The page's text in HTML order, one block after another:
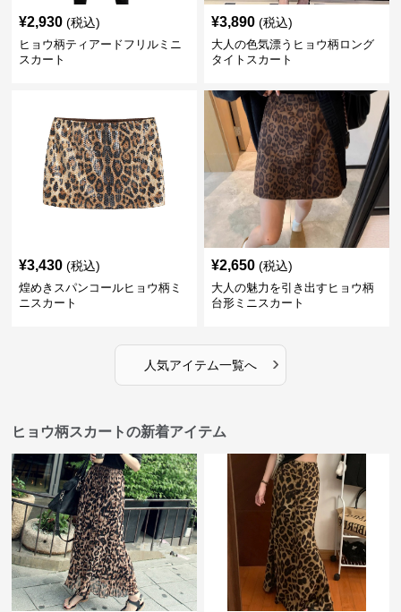
¥2,930 (税込)
ヒョウ柄ティアードフリルミニ
スカート
¥3,890 (税込)
大人の色気漂うヒョウ柄ロング
タイトスカート
¥3,430 (税込)
煌めきスパンコールヒョウ柄ミ
ニスカート
¥2,650 (税込)
大人の魅力を引き出すヒョウ柄
台形ミニスカート
人気アイテム一覧へ ›
ヒョウ柄スカートの新着アイテム